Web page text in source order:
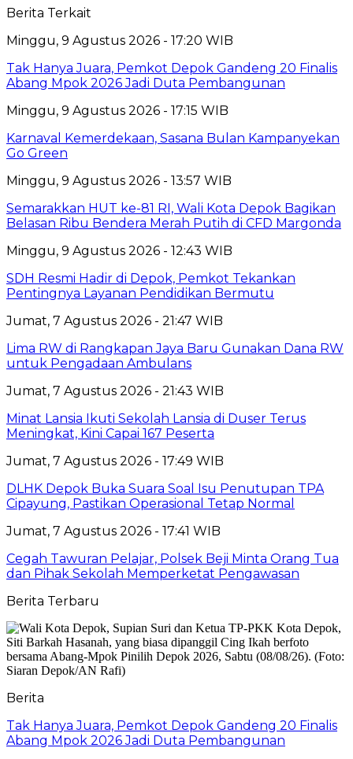
Berita Terkait
Minggu, 9 Agustus 2026 - 17:20 WIB
Tak Hanya Juara, Pemkot Depok Gandeng 20 Finalis
Abang Mpok 2026 Jadi Duta Pembangunan
Minggu, 9 Agustus 2026 - 17:15 WIB
Karnaval Kemerdekaan, Sasana Bulan Kampanyekan
Go Green
Minggu, 9 Agustus 2026 - 13:57 WIB
Semarakkan HUT ke-81 RI, Wali Kota Depok Bagikan
Belasan Ribu Bendera Merah Putih di CFD Margonda
Minggu, 9 Agustus 2026 - 12:43 WIB
SDH Resmi Hadir di Depok, Pemkot Tekankan
Pentingnya Layanan Pendidikan Bermutu
Jumat, 7 Agustus 2026 - 21:47 WIB
Lima RW di Rangkapan Jaya Baru Gunakan Dana RW
untuk Pengadaan Ambulans
Jumat, 7 Agustus 2026 - 21:43 WIB
Minat Lansia Ikuti Sekolah Lansia di Duser Terus
Meningkat, Kini Capai 167 Peserta
Jumat, 7 Agustus 2026 - 17:49 WIB
DLHK Depok Buka Suara Soal Isu Penutupan TPA
Cipayung, Pastikan Operasional Tetap Normal
Jumat, 7 Agustus 2026 - 17:41 WIB
Cegah Tawuran Pelajar, Polsek Beji Minta Orang Tua
dan Pihak Sekolah Memperketat Pengawasan
Berita Terbaru
Berita
Tak Hanya Juara, Pemkot Depok Gandeng 20 Finalis
Abang Mpok 2026 Jadi Duta Pembangunan